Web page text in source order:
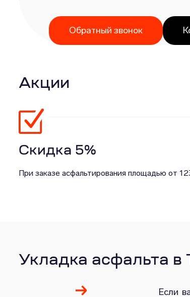
Обратный звонок
Акции
Скидка 5%
При заказе асфальтирования площадью от
Укладка асфальта в
Если